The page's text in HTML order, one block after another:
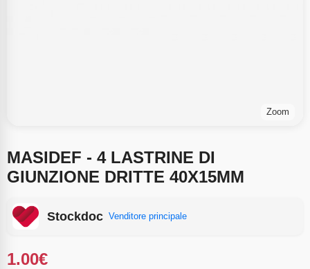
Zoom
MASIDEF - 4 LASTRINE DI
GIUNZIONE DRITTE 40X15MM
Stockdoc Venditore principale
1.00€